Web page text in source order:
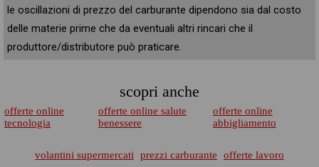
le oscillazioni di prezzo del carburante dipendono sia dal costo
delle materie prime che da eventuali altri rincari che il
produttore/distributore può praticare.
scopri anche
offerte online
tecnologia
offerte online salute
benessere
offerte online
abbigliamento
volantini supermercati prezzi carburante
offerte lavoro